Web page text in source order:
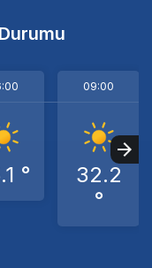
°
09:00
32.2
°